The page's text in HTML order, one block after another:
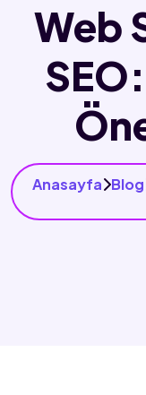
Web
Anasayfa Blog